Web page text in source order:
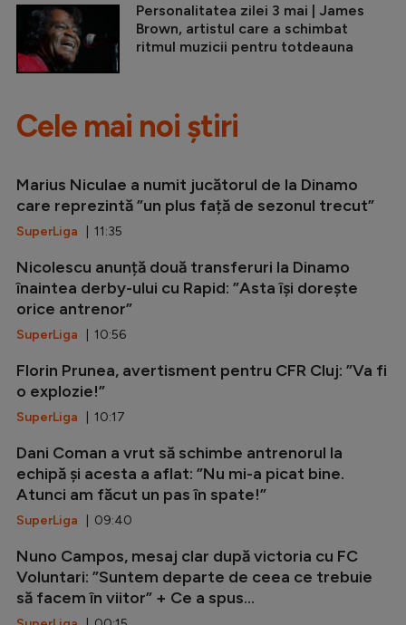
Personalitatea zilei 3 mai | James
Brown, artistul care a schimbat
ritmul muzicii pentru totdeauna
Cele mai noi știri
Marius Niculae a numit jucătorul de la Dinamo
care reprezintă ”un plus față de sezonul trecut”
SuperLiga | 11:35
Nicolescu anunță două transferuri la Dinamo
înaintea derby-ului cu Rapid: ”Asta își dorește
orice antrenor”
SuperLiga | 10:56
Florin Prunea, avertisment pentru CFR Cluj: ”Va fi
o explozie!”
SuperLiga | 10:17
Dani Coman a vrut să schimbe antrenorul la
echipă și acesta a aflat: ”Nu mi-a picat bine.
Atunci am făcut un pas în spate!”
SuperLiga | 09:40
Nuno Campos, mesaj clar după victoria cu FC
Voluntari: ”Suntem departe de ceea ce trebuie
să facem în viitor” + Ce a spus...